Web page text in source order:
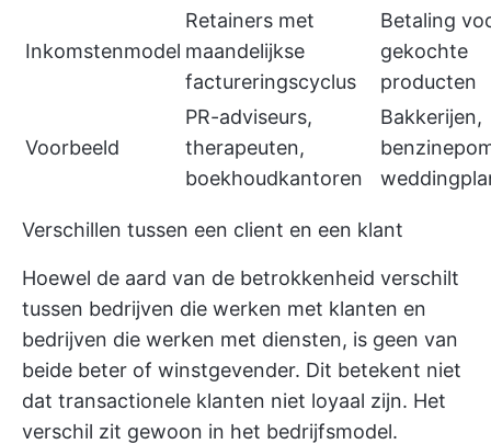
Inkomstenmodel
Retainers met
maandelijkse
factureringscyclus
Betaling
gekochte
producten
Voorbeeld
PR-adviseurs,
therapeuten,
boekhoudkantoren
Bakkerijen,
Verschillen tussen een client en een klant
Hoewel de aard van de betrokkenheid verschilt
tussen bedrijven die werken met klanten en
bedrijven die werken met diensten, is geen van
beide beter of winstgevender. Dit betekent niet
dat transactionele klanten niet loyaal zijn. Het
verschil zit gewoon in het bedrijfsmodel.